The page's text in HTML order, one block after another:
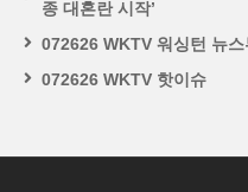
종 대혼란 시작’
072626 WKTV 워싱턴 뉴
072626 WKTV 핫이슈